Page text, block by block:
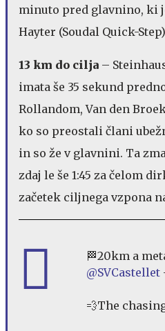
minuto pred glavnino, ki
Hayter (Soudal Quick-Step)
13 km do cilja –
imata še 35 sekund
Rollandom, Van den
ko so preostali člani
in so že v glavnini. Ta
zdaj le še 1:45 za čelom
začetek ciljnega vzpona
🏁20km a
@SVCastellet
💨The